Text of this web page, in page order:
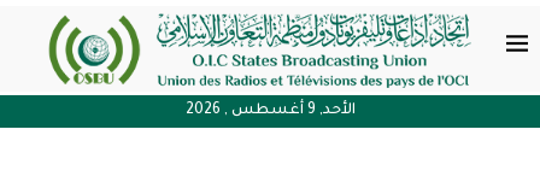
الأحد, 9 أغسطس , 2026